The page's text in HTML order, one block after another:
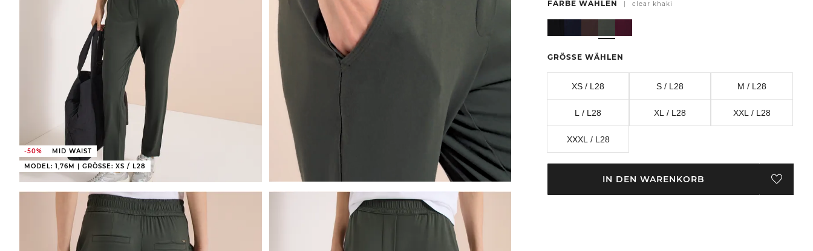
-50%
MID WAIST
MODEL: 1,76M | GRÖSSE: XS / L28
FARBE WÄHLEN | clear khaki
GRÖSSE WÄHLEN
XS / L28 S / L28 M / L28
L / L28 XL / L28 XXL / L28
XXXL / L28
IN DEN WARENKORB